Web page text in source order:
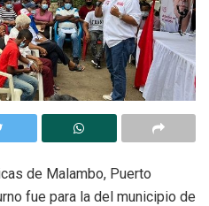
de Malambo, Puerto
fue para la del municipio de